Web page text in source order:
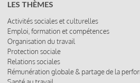
LES THÈMES
Activités sociales et culturelles
Emploi, formation et compétences
Organisation du travail
Protection sociale
Relations sociales
Rémunération globale & partage de la